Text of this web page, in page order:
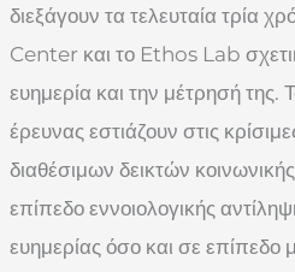
διεξάγουν τα τελευταία τρία
Center και το Ethos Lab
ευημερία και την μέτρησή της.
έρευνας εστιάζουν στις
διαθέσιμων δεικτών
επίπεδο εννοιολογικής
ευημερίας όσο και σε επίπεδο